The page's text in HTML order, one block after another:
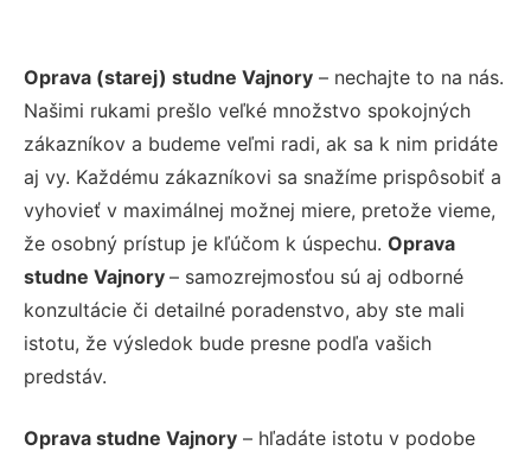
Oprava (starej) studne Vajnory – nechajte to na nás.
Našimi rukami prešlo veľké množstvo spokojných
zákazníkov a budeme veľmi radi, ak sa k nim pridáte
aj vy. Každému zákazníkovi sa snažíme prispôsobiť a
vyhovieť v maximálnej možnej miere, pretože vieme,
že osobný prístup je kľúčom k úspechu. Oprava
studne Vajnory – samozrejmosťou sú aj odborné
konzultácie či detailné poradenstvo, aby ste mali
istotu, že výsledok bude presne podľa vašich
predstáv.
Oprava studne Vajnory – hľadáte istotu v podobe